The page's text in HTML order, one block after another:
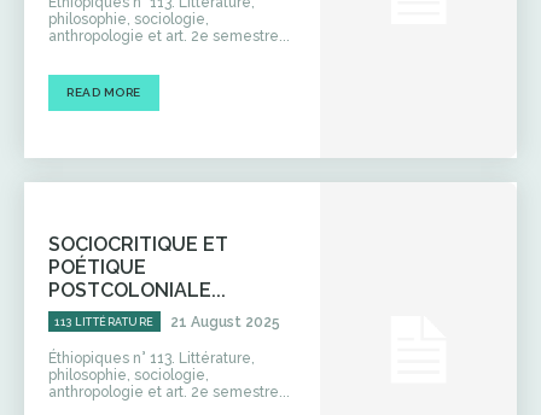
philosophie, sociologie,
anthropologie et art. 2e semestre...
READ MORE
SOCIOCRITIQUE ET
POÉTIQUE
POSTCOLONIALE...
113 LITTÉRATURE 21 August 2025
Éthiopiques n° 113. Littérature,
philosophie, sociologie,
anthropologie et art. 2e semestre...